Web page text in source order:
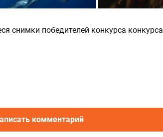
снимки победителей конкурса конкурса
комментарий